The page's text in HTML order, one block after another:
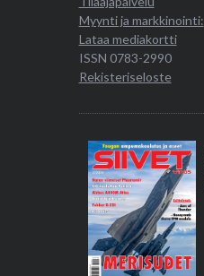
Myynti ja markkinointi:
Lataa mediakortti
ISSN 0783-2990
Rekisteriseloste